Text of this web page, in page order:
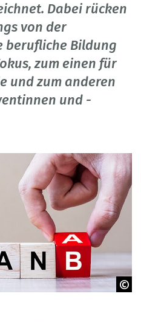
Dabei rücken
von der
berufliche Bildung
zum einen für
und zum anderen
und -